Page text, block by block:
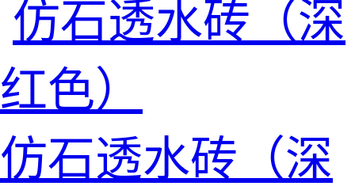
仿石透水砖（深